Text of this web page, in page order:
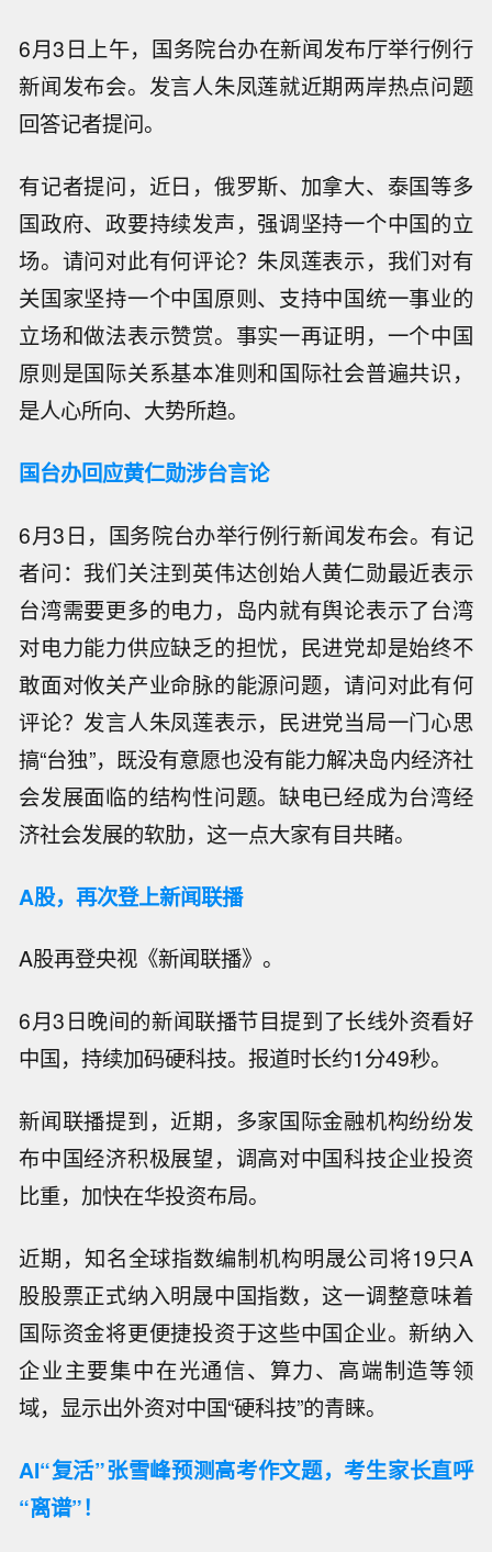
6月3日上午，国务院台办在新闻发布厅举行例行
新闻发布会。发言人朱凤莲就近期两岸热点问题
回答记者提问。
有记者提问，近日，俄罗斯、加拿大、泰国等多
国政府、政要持续发声，强调坚持一个中国的立
场。请问对此有何评论？朱凤莲表示，我们对有
关国家坚持一个中国原则、支持中国统一事业的
立场和做法表示赞赏。事实一再证明，一个中国
原则是国际关系基本准则和国际社会普遍共识，
是人心所向、大势所趋。
国台办回应黄仁勋涉台言论
6月3日，国务院台办举行例行新闻发布会。有记
者问：我们关注到英伟达创始人黄仁勋最近表示
台湾需要更多的电力，岛内就有舆论表示了台湾
对电力能力供应缺乏的担忧，民进党却是始终不
敢面对攸关产业命脉的能源问题，请问对此有何
评论？发言人朱凤莲表示，民进党当局一门心思
搞“台独”，既没有意愿也没有能力解决岛内经济社
会发展面临的结构性问题。缺电已经成为台湾经
济社会发展的软肋，这一点大家有目共睹。
A股，再次登上新闻联播
A股再登央视《新闻联播》。
6月3日晚间的新闻联播节目提到了长线外资看好
中国，持续加码硬科技。报道时长约1分49秒。
新闻联播提到，近期，多家国际金融机构纷纷发
布中国经济积极展望，调高对中国科技企业投资
比重，加快在华投资布局。
近期，知名全球指数编制机构明晟公司将19只A
股股票正式纳入明晟中国指数，这一调整意味着
国际资金将更便捷投资于这些中国企业。新纳入
企业主要集中在光通信、算力、高端制造等领
域，显示出外资对中国“硬科技”的青睐。
AI“复活”张雪峰预测高考作文题，考生家长直呼
“离谱”！